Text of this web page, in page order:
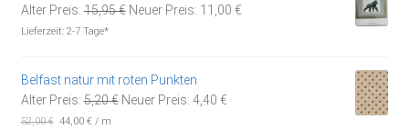
Alter Preis: 15,95€ Ursprünglicher
Neuer Preis: 11,00 €Aktueller
Lieferzeit: 2-7 Tage*
Belfast natur mit roten Punkten
Alter Preis: 5,20€ Ursprünglicher
Neuer Preis: 4,40 €Aktueller
52,00€ 44,00€ / m